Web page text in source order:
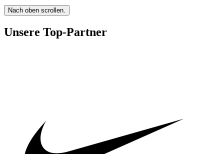
Nach oben scrollen.
Unsere Top-Partner